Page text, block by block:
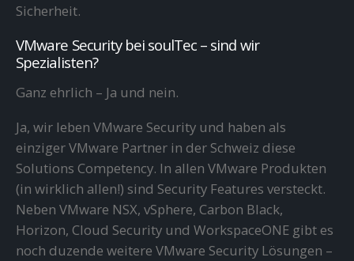
Sicherheit.
VMware Security bei soulTec – sind wir
Spezialisten?
Ganz ehrlich – Ja und nein.
Ja, wir leben VMware Security und haben als
einziger VMware Partner in der Schweiz diese
Solutions Competency. In allen VMware Produkten
(in wirklich allen!) sind Security Features versteckt.
Neben VMware NSX, vSphere, Carbon Black,
Horizon, Cloud Security und WorkspaceONE gibt es
noch duzende weitere VMware Security Lösungen –